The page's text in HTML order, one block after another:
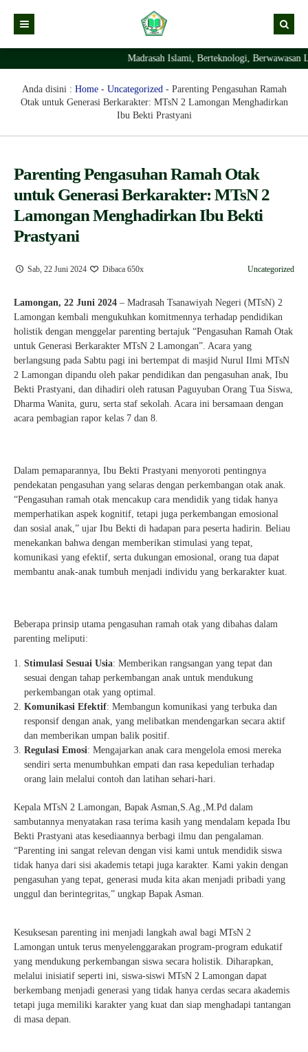
Profil Madrasah
Layanan Digital
Struktur Organisasi Madrasah
Madrasah Islami, Berteknologi,
Anda disini : Home- Uncategorized- Parenting Pengasuhan Ramah
Otak untuk Generasi Berkarakter: MTsN 2 Lamongan Menghadirkan
Ibu Bekti Prastyani
Parenting Pengasuhan Ramah Otak
untuk Generasi Berkarakter: MTsN 2
Lamongan Menghadirkan Ibu Bekti
Prastyani
Sab, 22 Juni 2024 Dibaca 650x Uncategorized
Lamongan, 22 Juni 2024 – Madrasah Tsanawiyah Negeri (MTsN) 2
Lamongan kembali mengukuhkan komitmennya terhadap pendidikan
holistik dengan menggelar parenting bertajuk “Pengasuhan Ramah Otak
untuk Generasi Berkarakter MTsN 2 Lamongan”. Acara yang
berlangsung pada Sabtu pagi ini bertempat di masjid Nurul Ilmi MTsN
2 Lamongan dipandu oleh pakar pendidikan dan pengasuhan anak, Ibu
Bekti Prastyani, dan dihadiri oleh ratusan Paguyuban Orang Tua Siswa,
Dharma Wanita, guru, serta staf sekolah. Acara ini bersamaan dengan
acara pembagian rapor kelas 7 dan 8.
Dalam pemaparannya, Ibu Bekti Prastyani menyoroti pentingnya
pendekatan pengasuhan yang selaras dengan perkembangan otak anak.
“Pengasuhan ramah otak mencakup cara mendidik yang tidak hanya
memperhatikan aspek kognitif, tetapi juga perkembangan emosional
dan sosial anak,” ujar Ibu Bekti di hadapan para peserta hadirin. Beliau
menekankan bahwa dengan memberikan stimulasi yang tepat,
komunikasi yang efektif, serta dukungan emosional, orang tua dapat
membantu anak-anak tumbuh menjadi individu yang berkarakter kuat.
Beberapa prinsip utama pengasuhan ramah otak yang dibahas dalam
parenting meliputi:
Stimulasi Sesuai Usia: Memberikan rangsangan yang tepat dan
sesuai dengan tahap perkembangan anak untuk mendukung
perkembangan otak yang optimal.
Komunikasi Efektif: Membangun komunikasi yang terbuka dan
responsif dengan anak, yang melibatkan mendengarkan secara aktif
dan memberikan umpan balik positif.
Regulasi Emosi: Mengajarkan anak cara mengelola emosi mereka
sendiri serta menumbuhkan empati dan rasa kepedulian terhadap
orang lain melalui contoh dan latihan sehari-hari.
Kepala MTsN 2 Lamongan, Bapak Asman,S.Ag.,M.Pd dalam
sambutannya menyatakan rasa terima kasih yang mendalam kepada Ibu
Bekti Prastyani atas kesediaannya berbagi ilmu dan pengalaman.
“Parenting ini sangat relevan dengan visi kami untuk mendidik siswa
tidak hanya dari sisi akademis tetapi juga karakter. Kami yakin dengan
pengasuhan yang tepat, generasi muda kita akan menjadi pribadi yang
unggul dan berintegritas,” ungkap Bapak Asman.
Kesuksesan parenting ini menjadi langkah awal bagi MTsN 2
Lamongan untuk terus menyelenggarakan program-program edukatif
yang mendukung perkembangan siswa secara holistik. Diharapkan,
melalui inisiatif seperti ini, siswa-siswi MTsN 2 Lamongan dapat
berkembang menjadi generasi yang tidak hanya cerdas secara akademis
tetapi juga memiliki karakter yang kuat dan siap menghadapi tantangan
di masa depan.